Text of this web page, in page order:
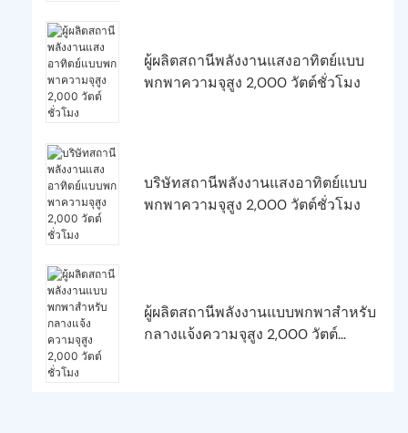
ผู้ผลิตสถานีพลังงานแสงอาทิตย์แบบ
พกพาความจุสูง 2,000 วัตต์ชั่วโมง
บริษัทสถานีพลังงานแสงอาทิตย์แบบ
พกพาความจุสูง 2,000 วัตต์ชั่วโมง
ผู้ผลิตสถานีพลังงานแบบพกพาสำหรับ
กลางแจ้งความจุสูง 2,000 วัตต์